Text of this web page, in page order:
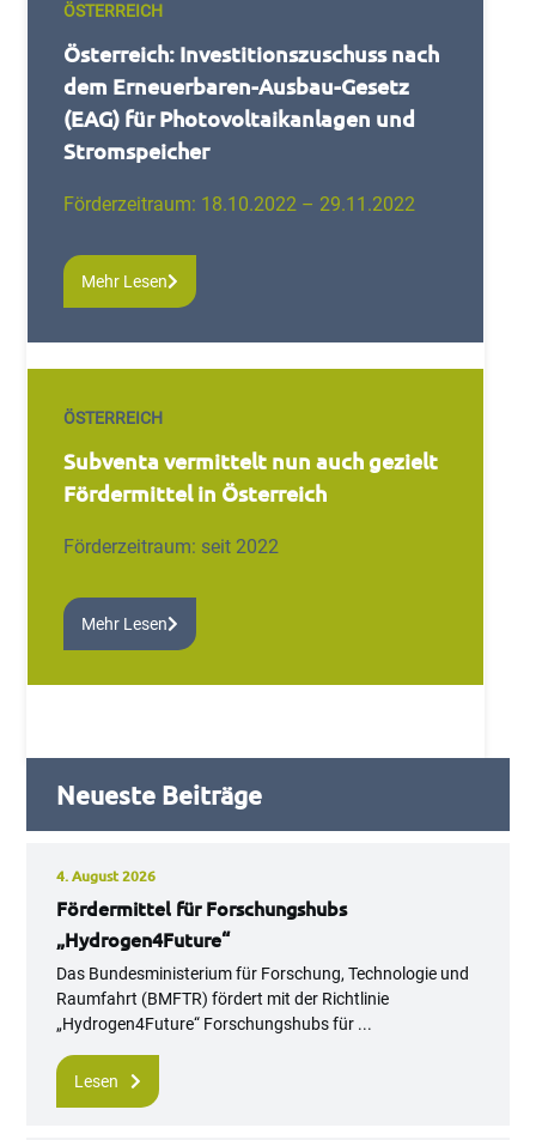
ÖSTERREICH
Österreich: Investitionszuschuss nach
dem Erneuerbaren-Ausbau-Gesetz
(EAG) für Photovoltaikanlagen und
Stromspeicher
Förderzeitraum: 18.10.2022 – 29.11.2022
Mehr Lesen
ÖSTERREICH
Subventa vermittelt nun auch gezielt
Fördermittel in Österreich
Förderzeitraum: seit 2022
Mehr Lesen
Neueste Beiträge
4. August 2026
Fördermittel für Forschungshubs
„Hydrogen4Future“
Das Bundesministerium für Forschung, Technologie und
Raumfahrt (BMFTR) fördert mit der Richtlinie
„Hydrogen4Future“ Forschungshubs für ...
Lesen